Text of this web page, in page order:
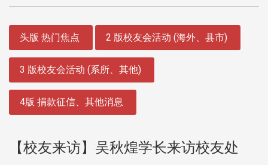
头版 热门焦点 2 版校友会活动 (海外、县市)
3 版校友会活动 (系所、其他)
4版 捐款征信、其他消息
【校友来访】吴秋煌学长来访校友处